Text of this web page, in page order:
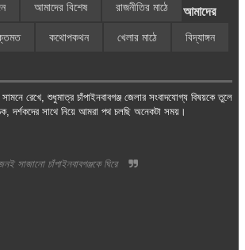
আমাদের বিশেষ রাজনীতির মাঠে
কথোপকথন খেলার মাঠে বিদ্যাঙ্গন
আমাদের
সামনে রেখে, শুধুমাত্র চাঁপাইনবাবগঞ্জ জেলার সংবাদযোগ্য বিষয়কে তুলে
দর্শকদের সাথে নিয়ে আমরা পথ চলছি অনেকটা সময়।
সাজানো চাঁপাইনবাবগঞ্জকে ঘিরে